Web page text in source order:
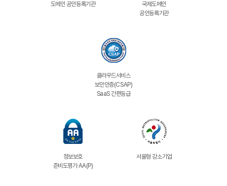
도메인 공인등록기관
국제도메인
공인등록기관
클라우드서비스
보안인증(CSAP)
SaaS 간편등급
정보보호
준비도평가 AA(P)
서울형 강소기업